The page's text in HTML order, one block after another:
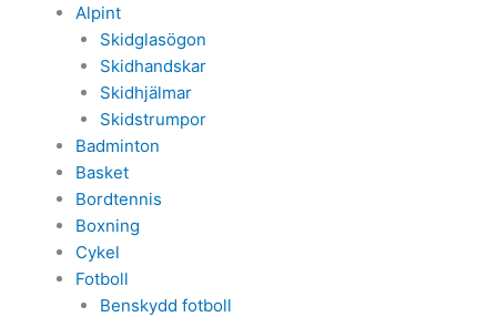
Alpint
Skidglasögon
Skidhandskar
Skidhjälmar
Skidstrumpor
Badminton
Basket
Bordtennis
Boxning
Cykel
Fotboll
Benskydd fotboll